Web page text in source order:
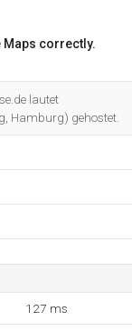
Maps correctly.
lautet
Hamburg) gehostet.
127 ms